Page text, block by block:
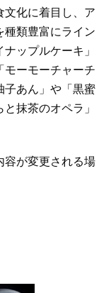
文化に着目し、ア
種類豊富にライン
ップルケーキ」
モーモーチャーチ
子あん」や「黒蜜
抹茶のオペラ」
が変更される場